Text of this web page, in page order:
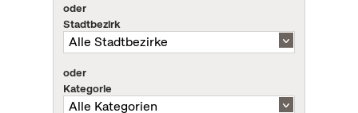
oder
Stadtbezirk
oder
Kategorie